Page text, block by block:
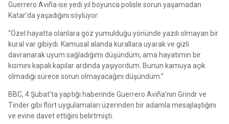
Guerrero Aviña ise yedi yıl boyunca polisle sorun yaşamadan
Katar’da yaşadığını söylüyor:
“Özel hayatta olanlara göz yumulduğu yönünde yazılı olmayan bir
kural var gibiydi. Kamusal alanda kurallara uyarak ve gizli
davranarak uyum sağladığımı düşündüm; ama hayatımın bir
kısmını kapalı kapılar ardında yaşıyordum. Bunun kamuya açık
olmadığı sürece sorun olmayacağını düşündüm.”
BBC, 4 Şubat’ta yaptığı haberinde Guerrero Aviña’nın Grindr ve
Tinder gibi flört uygulamaları üzerinden bir adamla mesajlaştığını
ve evine davet ettiğini belirtmişti.